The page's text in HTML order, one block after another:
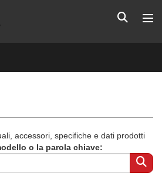
accessori, specifiche e dati prodotti
o la parola chiave: